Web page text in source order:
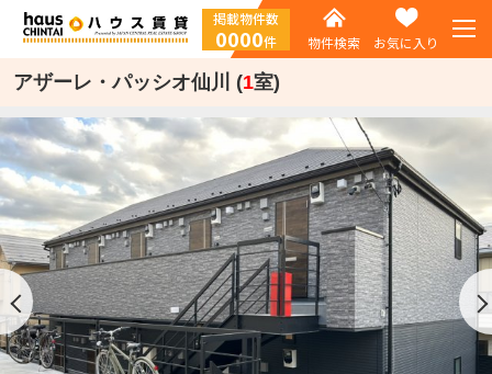
掲載物件数
0000件 物件検索 お気に入り
アザーレ・パッシオ仙川 (1室)